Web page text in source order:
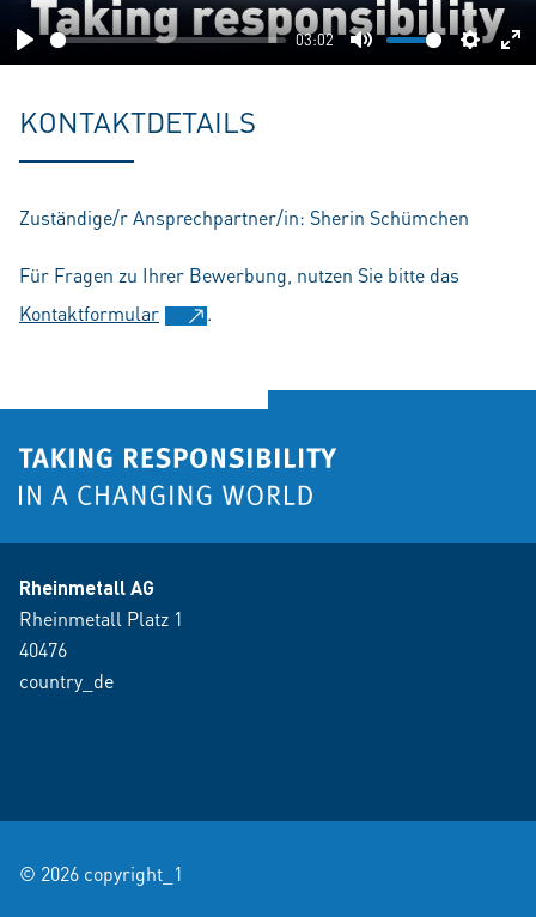
Play
03:02
Mute
KONTAKTDETAILS
Zuständige/r Ansprechpartner/in: Sherin Schümchen
Für Fragen zu Ihrer Bewerbung, nutzen Sie bitte das
Kontaktformular
.
Rheinmetall AG
Rheinmetall Platz 1
40476
country_de
© 2026 copyright_1